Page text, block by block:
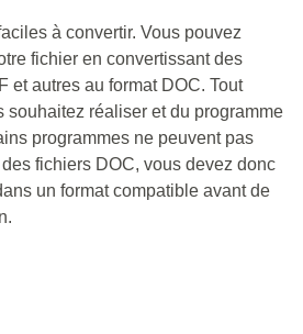
à convertir. Vous pouvez
fichier en convertissant des
et autres au format DOC. Tout
souhaitez réaliser et du programme
programmes ne peuvent pas
fichiers DOC, vous devez donc
un format compatible avant de